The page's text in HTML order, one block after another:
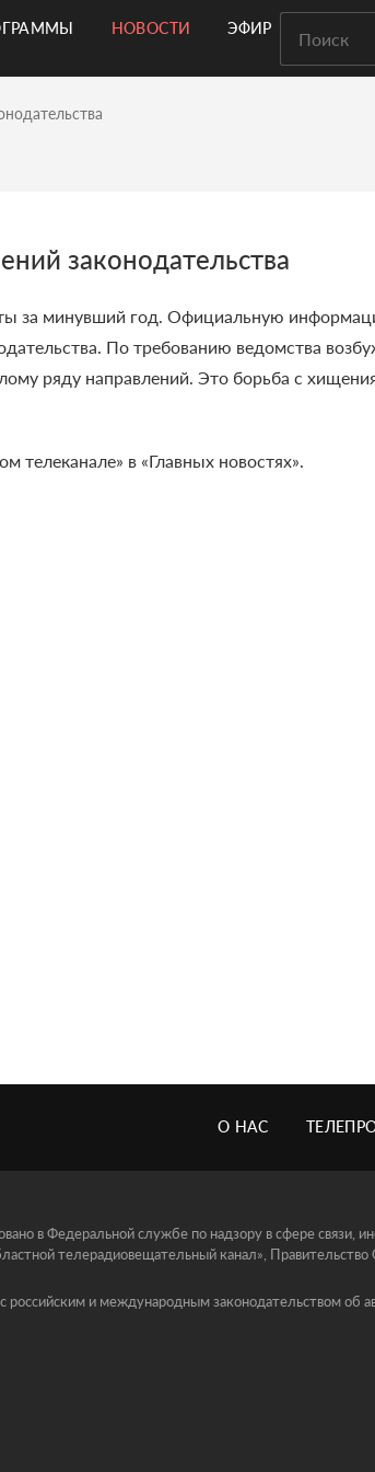
НОВОСТИ ЭФИР
законодательства
за минувший год. Официальную
По требованию ведомства
ряду направлений. Это борьба с
телеканале» в «Главных новостях».
О НАС
в Федеральной службе по надзору в сфере связи,
телерадиовещательный канал», Правительство
и международным законодательством об